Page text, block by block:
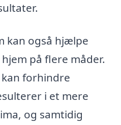
kan også hjælpe
på flere måder.
forhindre
i et mere
og samtidig